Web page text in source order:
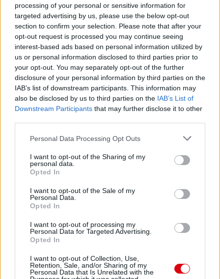
processing of your personal or sensitive information for
targeted advertising by us, please use the below opt-out
section to confirm your selection. Please note that after your
opt-out request is processed you may continue seeing
interest-based ads based on personal information utilized by
us or personal information disclosed to third parties prior to
your opt-out. You may separately opt-out of the further
disclosure of your personal information by third parties on the
IAB’s list of downstream participants. This information may
also be disclosed by us to third parties on the IAB’s List of
Downstream Participants that may further disclose it to other
Please note that this website/app uses one or more Google
not limited to your visit or usage behaviour. You may click to
grant or deny consent to Google and its third-party tags to
use your data for below specified purposes in below Google
consent section.
Personal Data Processing Opt Outs
I want to opt-out of the Sharing of my
personal data.
Opted In
I want to opt-out of the Sale of my
Personal Data.
Opted In
I want to opt-out of processing my
Personal Data for Targeted Advertising.
Opted In
I want to opt-out of Collection, Use,
Retention, Sale, and/or Sharing of my
Personal Data that Is Unrelated with the
Darius Vassell: Az egykosi Aston Villa támadó saját
ottohonában egy fúróval próbált enyhíteni a nyomáson,
melyet a megdagadt lábujjában érzett. A hazai
beavatkozás eredménye, a seb elfertõzõdött és muszáj
volt orvosi ellátásban részesülnie.
Kevin Kyle: A Kilmarnock csatára egyéjszakát volt
kénytelen kórházban tölteni, mert a nyolc hónapos kisfia
egy forró vízzel teli edényt rúgott a játékos lábai közé.
Liam Lawrence: A Stoke középpályása megbotlott a
kutyájában és leesett a lépcsõn, minek következtében
megsérült a bokája.
Ha bárkinek van ezekhez hasonló története magyar